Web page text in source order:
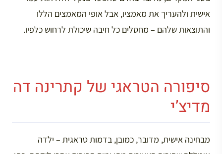
אישית ולהעריך את מאמציו, אבל אופי המאמצים הללו
והתוצאות שלהם – מחסלים כל חיבה שיכולת לרחוש כלפיו.
סיפורה הטראגי של קתרינה דה
מדיצ’י
מבחינה אישית, מדובר, כמובן, בדמות טראגית – ילדה